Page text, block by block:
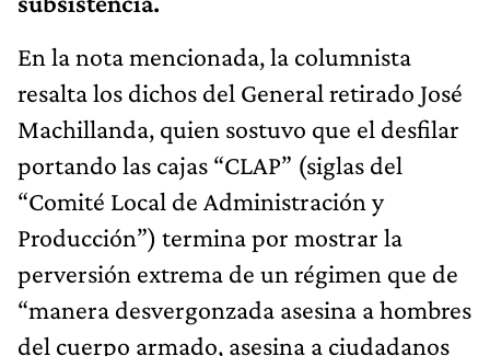
En la nota mencionada, la columnista
resalta los dichos del General retirado José
Machillanda, quien sostuvo que el desfilar
portando las cajas “CLAP” (siglas del
“Comité Local de Administración y
Producción”) termina por mostrar la
perversión extrema de un régimen que de
“manera desvergonzada asesina a hombres
del cuerpo armado, asesina a ciudadanos